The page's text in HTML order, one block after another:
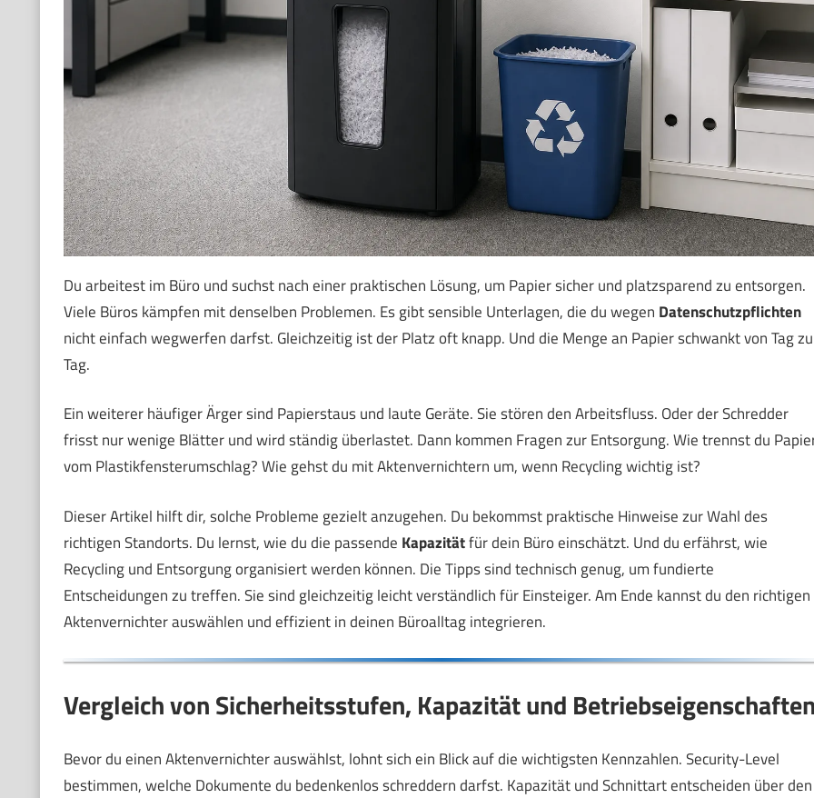
Du arbeitest im Büro und suchst nach einer praktischen Lösung, um Papier sicher und platzsparend zu entsorgen.
Viele Büros kämpfen mit denselben Problemen. Es gibt sensible Unterlagen, die du wegen Datenschutzpflichten
nicht einfach wegwerfen darfst. Gleichzeitig ist der Platz oft knapp. Und die Menge an Papier schwankt von Tag zu
Tag.
Ein weiterer häufiger Ärger sind Papierstaus und laute Geräte. Sie stören den Arbeitsfluss. Oder der Schredder
frisst nur wenige Blätter und wird ständig überlastet. Dann kommen Fragen zur Entsorgung. Wie trennst du
vom Plastikfensterumschlag? Wie gehst du mit Aktenvernichtern um, wenn Recycling wichtig ist?
Dieser Artikel hilft dir, solche Probleme gezielt anzugehen. Du bekommst praktische Hinweise zur Wahl des
richtigen Standorts. Du lernst, wie du die passende Kapazitätfür dein Büro einschätzt. Und du erfährst, wie
Recycling und Entsorgung organisiert werden können. Die Tipps sind technisch genug, um fundierte
Entscheidungen zu treffen. Sie sind gleichzeitig leicht verständlich für Einsteiger. Am Ende kannst du den richtigen
Aktenvernichter auswählen und effizient in deinen Büroalltag integrieren.
Vergleich von Sicherheitsstufen, Kapazität und
Bevor du einen Aktenvernichter auswählst, lohnt sich ein Blick auf die wichtigsten Kennzahlen. Security-Level
bestimmen, welche Dokumente du bedenkenlos schreddern darfst. Kapazität und Schnittart entscheiden über den